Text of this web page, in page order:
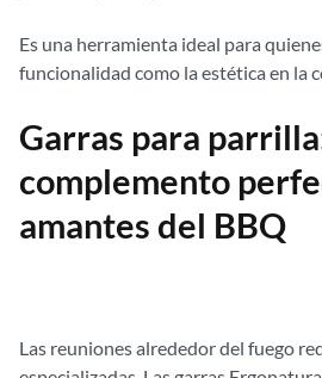
Es una herramienta ideal para
funcionalidad como la estética en la
Garras para
complemento
amantes del BBQ
Las reuniones alrededor del fuego